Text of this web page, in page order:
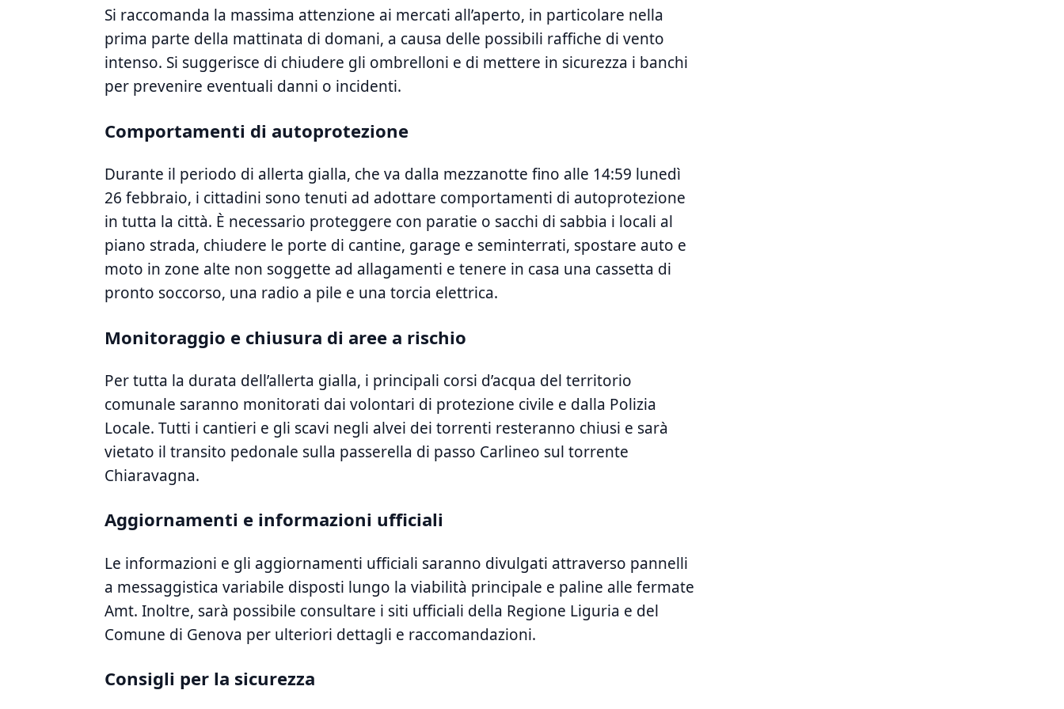
Si raccomanda la massima attenzione ai mercati all’aperto, in particolare nella
‍prima parte della mattinata di domani, a causa delle possibili raffiche di vento
intenso. ⁢Si suggerisce di chiudere gli ombrelloni e di mettere in sicurezza i banchi
per prevenire eventuali danni o incidenti.
Comportamenti ⁢di autoprotezione
Durante il periodo di allerta gialla, che va dalla mezzanotte‌ fino alle 14:59‍ lunedì
26 febbraio, ⁤i cittadini sono tenuti ad adottare comportamenti di autoprotezione
in tutta la città. È necessario⁣ proteggere con paratie o sacchi di sabbia i locali al
piano strada, ⁢chiudere le porte di cantine, garage e seminterrati, spostare auto e ​
moto ⁤in zone​ alte non soggette ad allagamenti⁤ e tenere ​in casa una cassetta di
pronto soccorso, una radio a pile ⁣e una torcia elettrica.
Monitoraggio ⁣e chiusura di aree a rischio
Per tutta la durata dell’allerta gialla, i principali corsi d’acqua⁣ del territorio
comunale ​saranno monitorati dai ​volontari di protezione civile e⁤ dalla Polizia
Locale. Tutti i cantieri e gli scavi negli alvei dei ​torrenti resteranno chiusi e sarà
vietato il transito pedonale sulla passerella di ‌passo Carlineo sul torrente
Chiaravagna.
Aggiornamenti e informazioni ufficiali
Le informazioni e gli aggiornamenti ufficiali ⁤saranno divulgati attraverso pannelli
a messaggistica variabile disposti lungo la viabilità principale e paline alle fermate
Amt. Inoltre, sarà possibile consultare i⁣ siti ufficiali ⁣della ‍Regione Liguria e del
Comune di Genova per ulteriori dettagli e raccomandazioni.
Consigli per la⁣ sicurezza